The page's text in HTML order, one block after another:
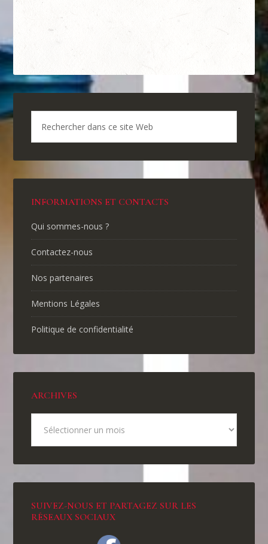
INFORMATIONS ET CONTACTS
Qui sommes-nous ?
Contactez-nous
Nos partenaires
Mentions Légales
Politique de confidentialité
ARCHIVES
SUIVEZ-NOUS ET PARTAGEZ SUR LES
RÉSEAUX SOCIAUX